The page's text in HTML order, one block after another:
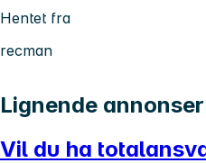
Hentet fra
recman
Lignende annonser
Vil du ha